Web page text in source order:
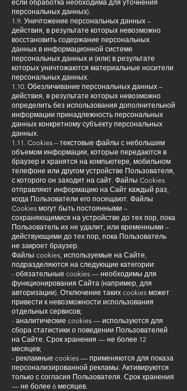
если обработка необходима для уточнения
персональных данных).
1.9. Уничтожение персональных данных –
действия, в результате которых невозможно
восстановить содержание персональных
данных в информационной системе
персональных данных и (или) в результате
которых уничтожаются материальные носители
персональных данных.
1.10. Обезличивание персональных данных –
действия, в результате которых невозможно
определить без использования дополнительной
информации принадлежность персональных
данных конкретному субъекту персональных
данных.
1.11. Cookies – текстовые файлы с небольшим
объемом информации, которые передаются в
браузер и хранятся на компьютере, мобильном
телефоне или другом устройстве Пользователя,
с которого он заходит на сайт. Файлы Cookies
отправляют информацию на Сайт каждый раз,
когда Пользователи его посещают. Файлы
Cookies могут быть постоянными –
сохраняющимися на устройстве до тех пор, пока
Пользователь их не удалит, или временными –
действующими до тех пор, пока Пользователь
не закроет браузер.
Файлы cookies, используемые на Сайте,
подразделяются на следующие категории:
- обязательные cookies — необходимы для
функционирования Сайта (например, для
авторизации). Отключение таких cookies может
привести к невозможности использования
отдельных сервисов;
- аналитические cookies — используются для
сбора статистики о поведении Пользователей
на Сайте. Срок хранения — не более 12
месяцев;
- рекламные cookies — применяются для показа
персонализированной рекламы. Активируются
только с согласия Пользователя. Срок хранения
— не более 6 месяцев.